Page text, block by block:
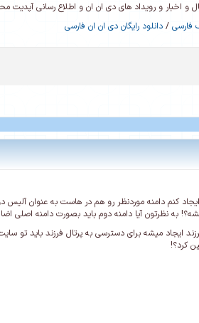
اخبار و رویداد های دی ان ان و اطلاع رسانی آپدیت
فارسی / دانلود رایگان دی ان ان فارسی
پرتال با دامنه مجزا ایجاد کنم دامنه موردنظر رو هم در هاست
به نظرتون آیا دامنه دوم باید بصورت دامنه اصلی
ایجاد میشه برای دسترسی به پرتال فرزند باید تو
کرد؟!